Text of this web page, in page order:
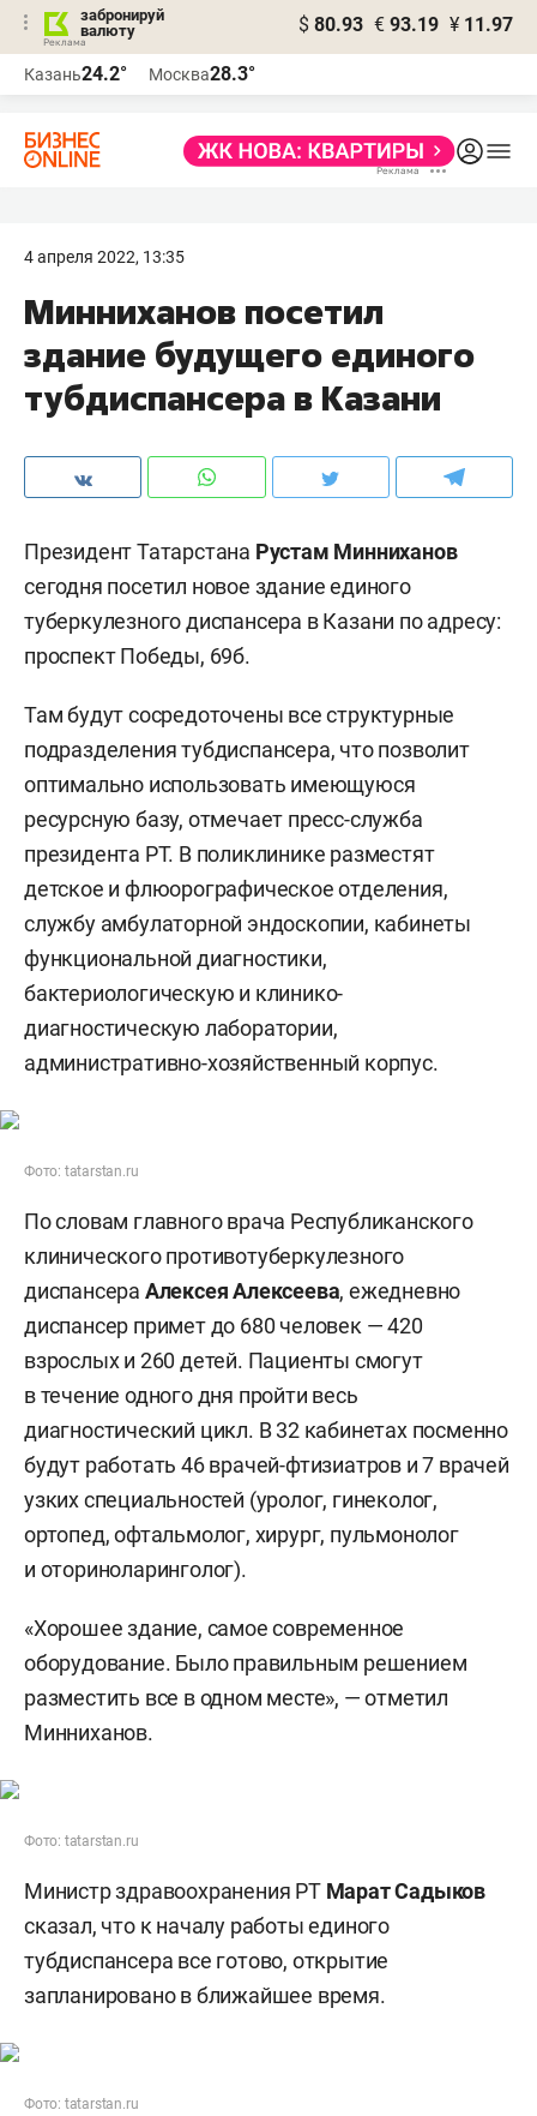
забронируй
валюту
$ 80.93 € 93.19 ¥ 11.97
Казань24.2° Москва28.3°
4 апреля 2022, 13:35
Минниханов посетил
здание будущего единого
тубдиспансера в Казани
Президент Татарстана Рустам Минниханов
сегодня посетил новое здание единого
туберкулезного диспансера в Казани по адресу:
проспект Победы, 69б.
Там будут сосредоточены все структурные
подразделения тубдиспансера, что позволит
оптимально использовать имеющуюся
ресурсную базу, отмечает пресс-служба
президента РТ. В поликлинике разместят
детское и флюорографическое отделения,
службу амбулаторной эндоскопии, кабинеты
функциональной диагностики,
бактериологическую и клинико-
диагностическую лаборатории,
административно-хозяйственный корпус.
Фото: tatarstan.ru
По словам главного врача Республиканского
клинического противотуберкулезного
диспансера Алексея Алексеева, ежедневно
диспансер примет до 680 человек — 420
взрослых и 260 детей. Пациенты смогут
в течение одного дня пройти весь
диагностический цикл. В 32 кабинетах посменно
будут работать 46 врачей-фтизиатров и 7 врачей
узких специальностей (уролог, гинеколог,
ортопед, офтальмолог, хирург, пульмонолог
и оториноларинголог).
«Хорошее здание, самое современное
оборудование. Было правильным решением
разместить все в одном месте», — отметил
Минниханов.
Фото: tatarstan.ru
Министр здравоохранения РТ Марат Садыков
сказал, что к началу работы единого
тубдиспансера все готово, открытие
запланировано в ближайшее время.
Фото: tatarstan.ru